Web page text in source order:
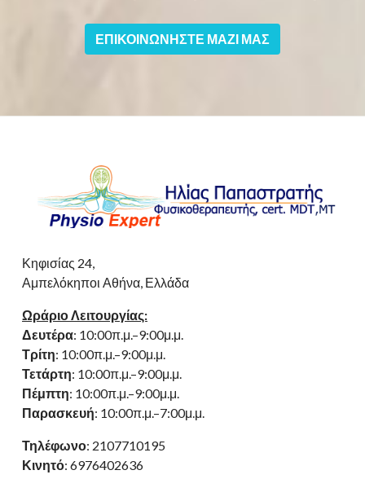
ΕΠΙΚΟΙΝΩΝΗΣΤΕ ΜΑΖΙ ΜΑΣ
Κηφισίας 24,
Αμπελόκηποι Αθήνα, Ελλάδα
Ωράριο Λειτουργίας:
Δευτέρα: 10:00π.μ.–9:00μ.μ.
Τρίτη: 10:00π.μ.–9:00μ.μ.
Τετάρτη: 10:00π.μ.–9:00μ.μ.
Πέμπτη: 10:00π.μ.–9:00μ.μ.
Παρασκευή: 10:00π.μ.–7:00μ.μ.
Τηλέφωνο: 2107710195
Κινητό: 6976402636